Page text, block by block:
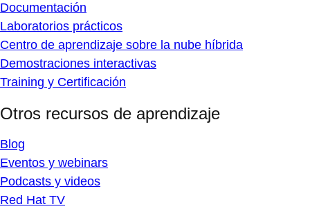
Documentación
Laboratorios prácticos
Centro de aprendizaje sobre la nube híbrida
Demostraciones interactivas
Training y Certificación
Otros recursos de aprendizaje
Blog
Eventos y webinars
Podcasts y videos
Red Hat TV